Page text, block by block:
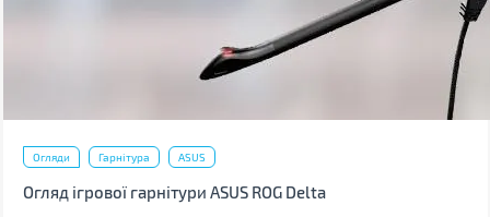
Огляди Гарнітура ASUS
Огляд ігрової гарнітури ASUS ROG Delta